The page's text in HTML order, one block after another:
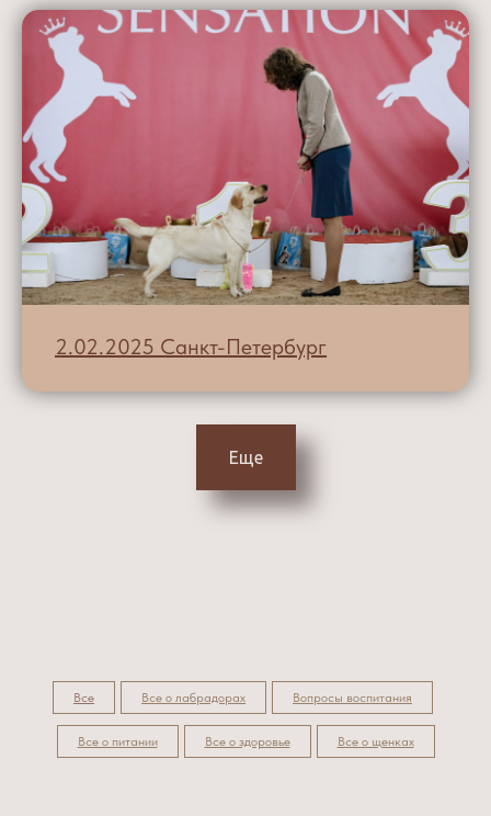
2.02.2025 Санкт-Петербург
Еще
Все Все о лабрадорах Вопросы воспитания
Все о питании Все о здоровье Все о щенках